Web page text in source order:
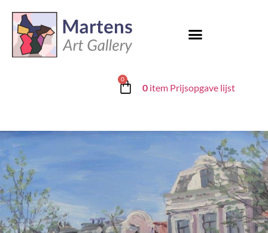
0
0 item Prijsopgave lijst